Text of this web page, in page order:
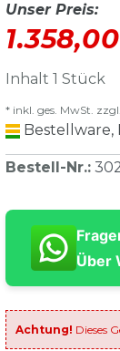
Unser Preis:
Inhalt 1 Stück
* inkl. ges. MwSt. zzgl.
Bestellware,
Bestell-Nr.:
Über
Achtung! Dieses